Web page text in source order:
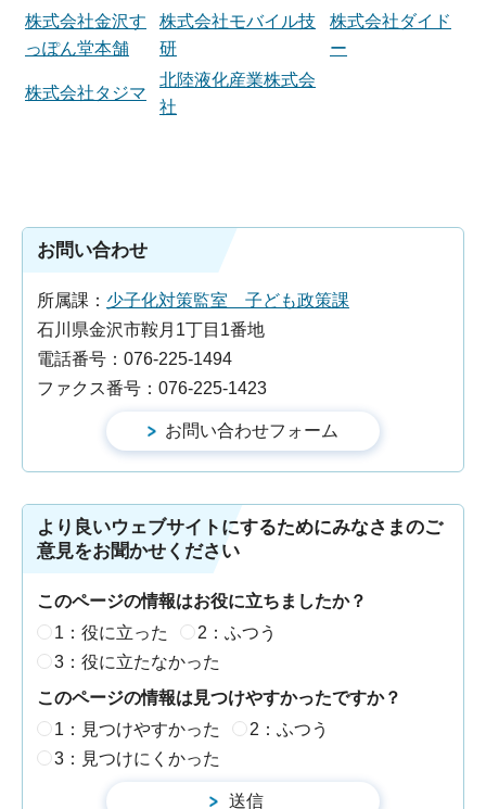
株式会社金沢す
っぽん堂本舗
株式会社モバイル技
研
株式会社ダイド
ー
株式会社タジマ
北陸液化産業株式会
社
お問い合わせ
所属課： 少子化対策監室 子ども政策課
石川県金沢市鞍月1丁目1番地
電話番号：076-225-1494
ファクス番号：076-225-1423
より良いウェブサイトにするためにみなさまのご
意見をお聞かせください
このページの情報はお役に立ちましたか？
1：役に立った
2：ふつう
3：役に立たなかった
このページの情報は見つけやすかったですか？
1：見つけやすかった
2：ふつう
3：見つけにくかった